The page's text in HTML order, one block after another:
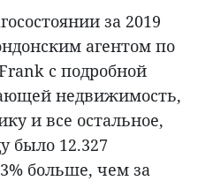
за 2019
агентом по
с подробной
недвижимость,
и все остальное,
было 12.327
больше, чем за